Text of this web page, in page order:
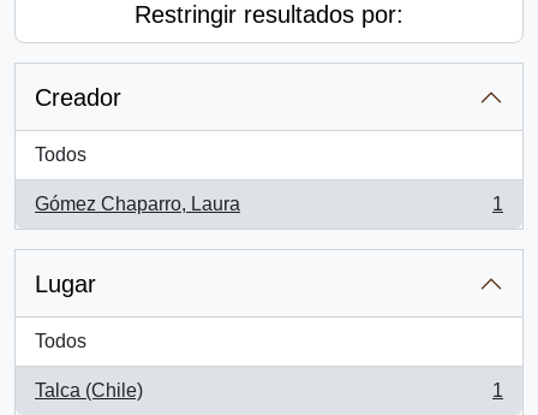
Restringir resultados por:
Creador
Todos
Gómez Chaparro, Laura
, 1 resultados
1
Lugar
Todos
Talca (Chile)
, 1 resultados
1